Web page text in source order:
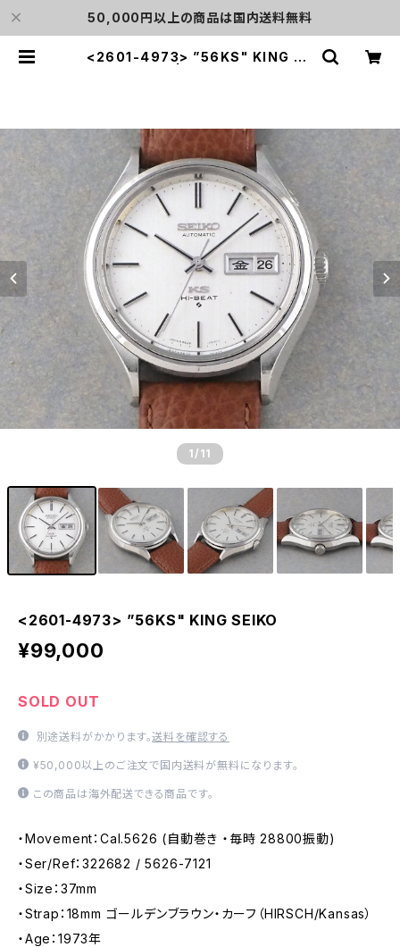
50,000円以上の商品は国内送料無料
<2601-4973> ”56KS" KING SE
1 /11
<2601-4973> ”56KS" KING SEIKO
¥99,000
SOLD OUT
別途送料がかかります。送料を確認する
¥50,000以上のご注文で国内送料が無料になります。
この商品は海外配送できる商品です。
・Movement：Cal.5626 (自動巻き ・毎時 28800振動)
・Ser/Ref：322682 / 5626-7121
・Size：37mm
・Strap：18mm ゴールデンブラウン・カーフ（HIRSCH/Kansas）
・Age：1973年